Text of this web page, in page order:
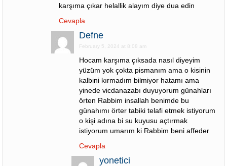
karşıma çıkar helallik alayım diye dua edin
Cevapla
Defne
February 5, 2024 at 8:08 am
Hocam karşıma çıksada nasıl diyeyim
yüzüm yok çokta pismanım ama o kisinin
kalbini kırmadım bilmiyor hatamı ama
yinede vicdanazabı duyuyorum günahları
örten Rabbim insallah benimde bu
günahımı örter tabiki telafi etmek istiyorum
o kişi adına bi su kuyusu açtırmak
istiyorum umarım ki Rabbim beni affeder
Cevapla
yonetici